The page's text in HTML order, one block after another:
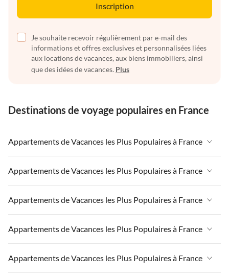
Inscription
Je souhaite recevoir régulièrement par e-mail des
informations et offres exclusives et personnalisées liées
aux locations de vacances, aux biens immobiliers, ainsi
que des idées de vacances. Plus
Destinations de voyage populaires en France
Appartements de Vacances les Plus Populaires à France
Appartements de Vacances à France
Appartements de Vacances à Paris-Ile de France
Appartements de Vacances à Paris
Appartements de Vacances à Côte atlantique
Appartements de Vacances à la Normandie
Appartements de Vacances les Plus Populaires à France
Appartements de Vacances à France
Appartements de Vacances à Paris-Ile de France
Appartements de Vacances à Paris
Appartements de Vacances à Côte atlantique
Appartements de Vacances les Plus Populaires à France
Appartements de Vacances à France
Appartements de Vacances à Paris-Ile de France
Appartements de Vacances à Paris
Appartements de Vacances les Plus Populaires à France
Appartements de Vacances à France
Appartements de Vacances les Plus Populaires à France